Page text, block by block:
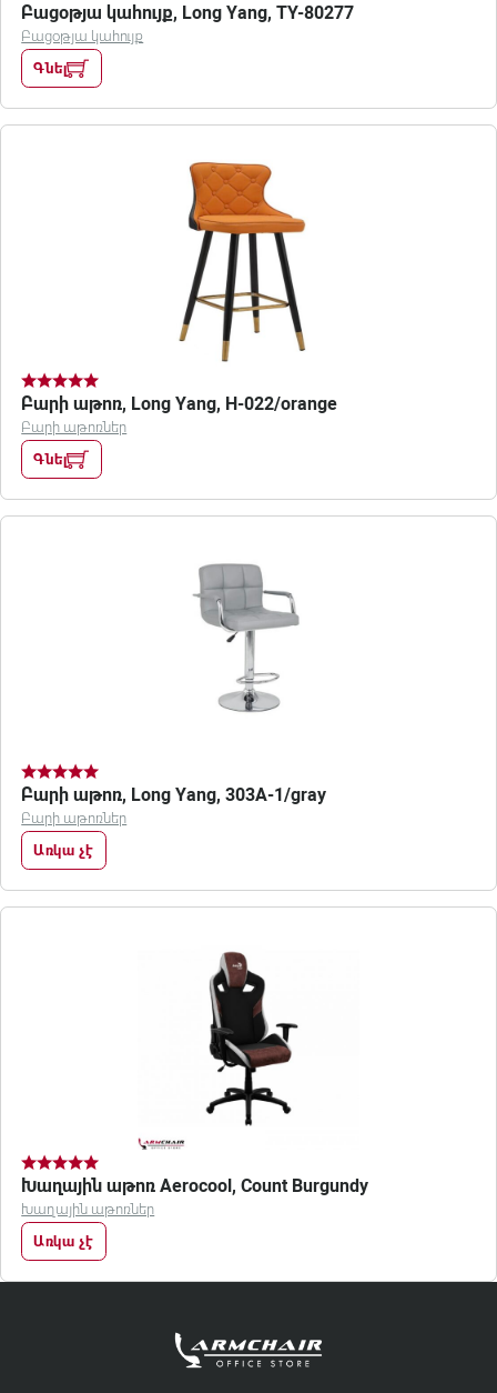
Բացօթյա կահույք, Long Yang, TY-80277
Բացօթյա կահույք
Գնել
Բարի աթոռ, Long Yang, H-022/orange
Բարի աթոռներ
Գնել
Բարի աթոռ, Long Yang, 303A-1/gray
Բարի աթոռներ
Առկա չէ
Խաղային աթոռ Aerocool, Count Burgundy
Խաղային աթոռներ
Առկա չէ